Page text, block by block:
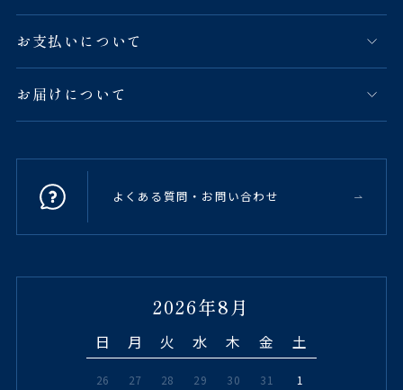
お支払いについて
お届けについて
よくある質問・お問い合わせ
2026年8月
日 月 火 水 木 金 土
26 27 28 29 30 31 1